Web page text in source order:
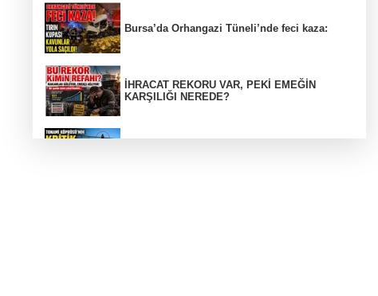
Bursa’da Orhangazi Tüneli’nde feci kaza:
İHRACAT REKORU VAR, PEKİ EMEĞİN
KARŞILIĞI NEREDE?